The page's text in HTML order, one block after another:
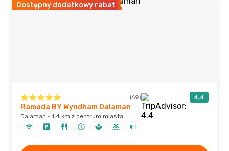
Dostępny dodatkowy rabat
(69) 4,4
Ramada BY Wyndham Dalaman
Dalaman · 1,4 km z centrum miasta